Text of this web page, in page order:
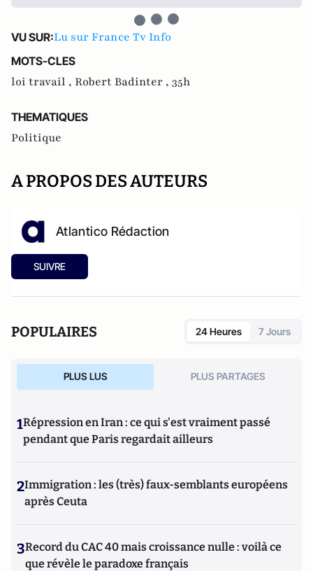
VU SUR:Lu sur France Tv Info
MOTS-CLES
loi travail , Robert Badinter , 35h
THEMATIQUES
Politique
A PROPOS DES AUTEURS
Atlantico Rédaction
SUIVRE
POPULAIRES 24 Heures 7 Jours
PLUS LUS PLUS PARTAGES
1Répression en Iran : ce qui s'est vraiment passé
pendant que Paris regardait ailleurs
2Immigration : les (très) faux-semblants européens
après Ceuta
3Record du CAC 40 mais croissance nulle : voilà ce
que révèle le paradoxe français